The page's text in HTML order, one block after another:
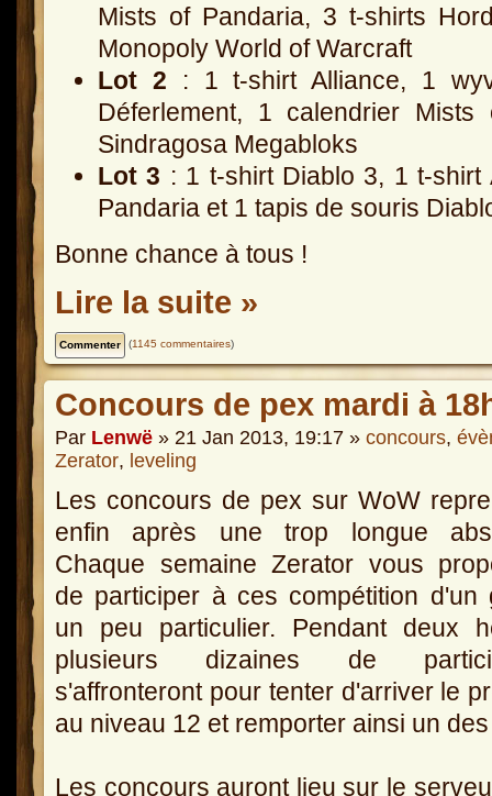
Mists of Pandaria, 3 t-shirts
Monopoly World of Warcraft
Lot 2 : 1 t-shirt Alliance, 1
Déferlement, 1 calendrier
Sindragosa Megabloks
Lot 3 : 1 t-shirt Diablo 3, 1 t-
Pandaria et 1 tapis de souris
Bonne chance à tous !
Lire la suite »
(1145 commentaires)
Concours de pex mardi à
Par Lenwë » 21 Jan 2013, 19:17 » concours,
Zerator, leveling
Les concours de pex sur WoW
enfin après une trop longue
Chaque semaine Zerator vous
de participer à ces compétition d'un
un peu particulier. Pendant deux
plusieurs dizaines de
s'affronteront pour tenter d'arriver le
au niveau 12 et remporter ainsi un
Les concours auront lieu sur le